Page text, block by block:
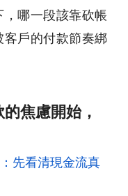
，哪一段該靠砍帳
戶的付款節奏綁
焦慮開始，
先看清現金流真